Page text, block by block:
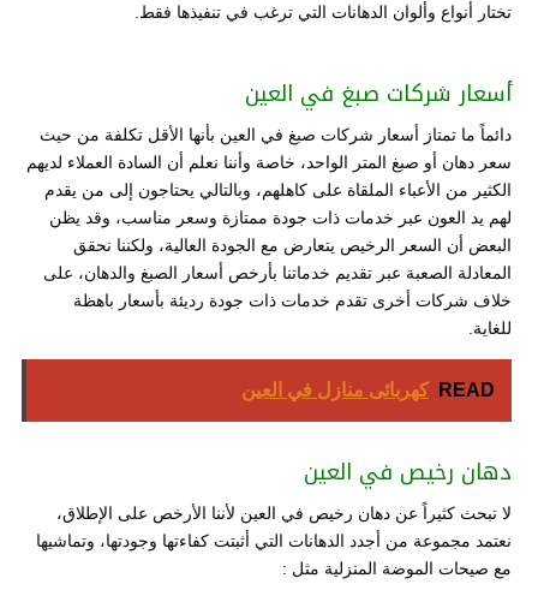
تختار أنواع وألوان الدهانات التي ترغب في تنفيذها فقط.
أسعار شركات صبغ في العين
دائماً ما تمتاز أسعار شركات صبغ في العين بأنها الأقل تكلفة من حيث
سعر دهان أو صبغ المتر الواحد، خاصة وأننا نعلم أن السادة العملاء لديهم
الكثير من الأعباء الملقاة على كاهلهم، وبالتالي يحتاجون إلى من يقدم
لهم يد العون عبر خدمات ذات جودة ممتازة وسعر مناسب، وقد يظن
البعض أن السعر الرخيص يتعارض مع الجودة العالية، ولكننا نحقق
المعادلة الصعبة عبر تقديم خدماتنا بأرخص أسعار الصبغ والدهان، على
خلاف شركات أخرى تقدم خدمات ذات جودة رديئة بأسعار باهظة
للغاية.
READ كهربائى منازل في العين
دهان رخيص في العين
لا تبحث كثيراً عن دهان رخيص في العين لأننا الأرخص على الإطلاق،
نعتمد مجموعة من أجدد الدهانات التي أثبتت كفاءتها وجودتها، وتماشيها
مع صيحات الموضة المنزلية مثل :